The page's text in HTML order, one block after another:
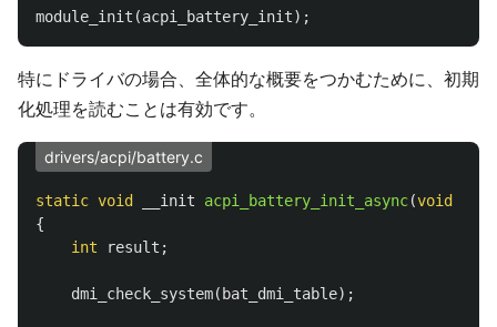
module_init (acpi_battery_init);
特にドライバの場合、全体的な概要をつかむために、初期
化処理を読むことは有効です。
drivers/acpi/battery.c
static void __init acpi_battery_init_async(void
{
int
result ;
dmi_check_system( bat_dmi_table);